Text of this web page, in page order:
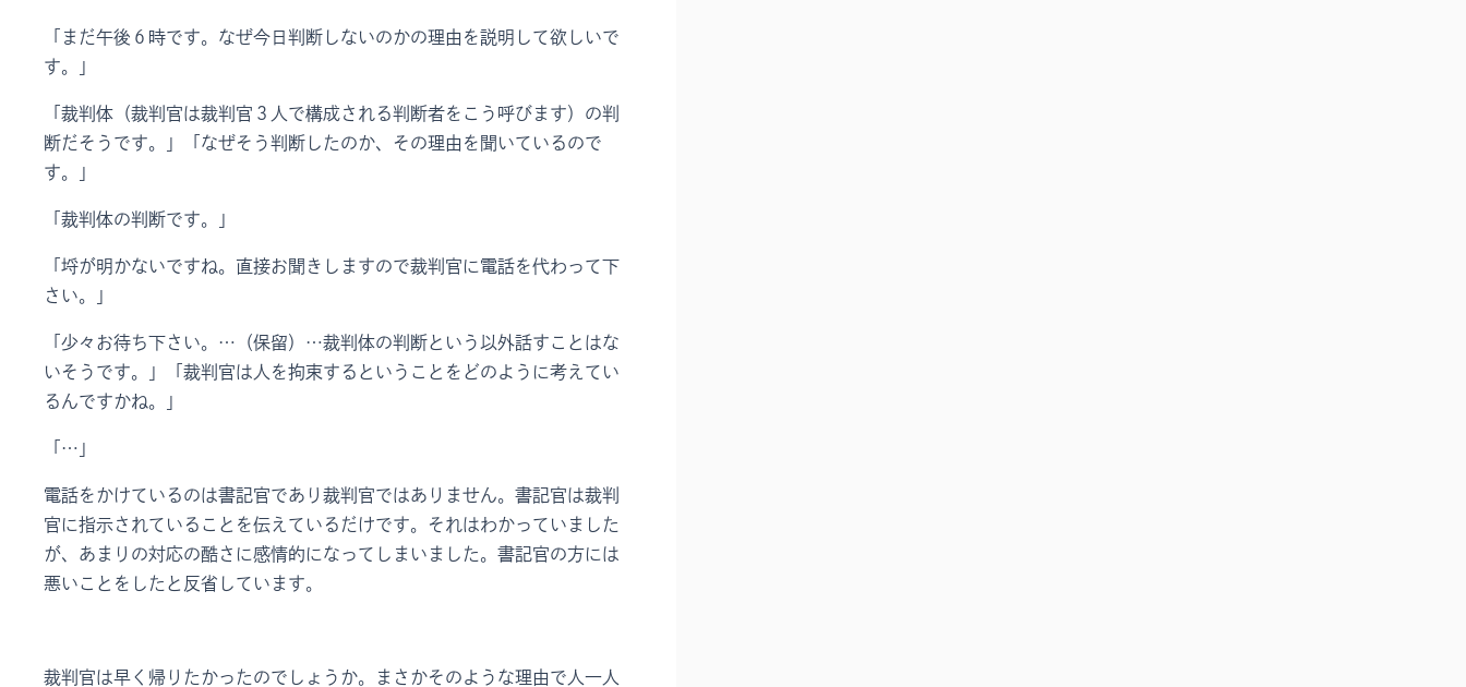
「まだ午後６時です。なぜ今日判断しないのかの理由を説明して欲しいで
す。」
「裁判体（裁判官は裁判官３人で構成される判断者をこう呼びます）の判
断だそうです。」「なぜそう判断したのか、その理由を聞いているので
す。」
「裁判体の判断です。」
「埒が明かないですね。直接お聞きしますので裁判官に電話を代わって下
さい。」
「少々お待ち下さい。…（保留）…裁判体の判断という以外話すことはな
いそうです。」「裁判官は人を拘束するということをどのように考えてい
るんですかね。」
「…」
電話をかけているのは書記官であり裁判官ではありません。書記官は裁判
官に指示されていることを伝えているだけです。それはわかっていました
が、あまりの対応の酷さに感情的になってしまいました。書記官の方には
悪いことをしたと反省しています。
裁判官は早く帰りたかったのでしょうか。まさかそのような理由で人一人